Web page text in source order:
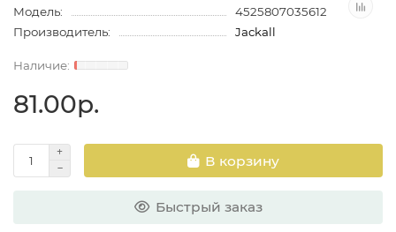
Модель:
4525807035612
Производитель:
Jackall
81.00р.
В корзину
Быстрый заказ